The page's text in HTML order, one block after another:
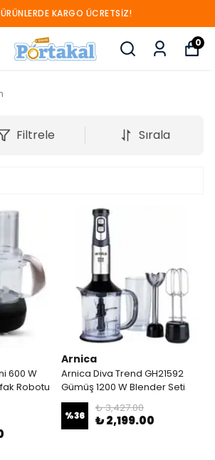
SATIŞLARIMIZ SADECE ANKARA İÇİ
0
Filtrele Sırala
600 W
Robotu
Arnica
Arnica Diva Trend GH21592
Gümüş 1200 W Blender Seti
%36
₺ 3,427.00
₺ 2,199.00